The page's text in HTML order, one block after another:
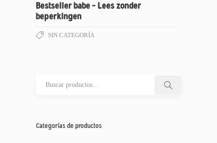
Bestseller babe – Lees zonder
beperkingen
SIN CATEGORÍA
Categorías de productos